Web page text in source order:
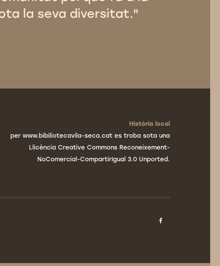
la seva diversitat."
Història local
per www.bibiliotecavila-seca.cat es troba sota una
Llicència Creative Commons Reconeixement-
NoComercial-CompartirIgual 3.0 Unported.